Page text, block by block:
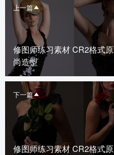
上一篇
修图师练习素材 CR2格式
尚造型
下一篇
修图师练习素材 CR2格式